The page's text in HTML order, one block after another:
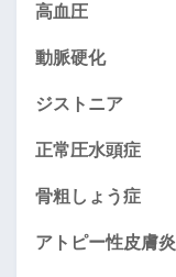
高血圧
動脈硬化
ジストニア
正常圧水頭症
骨粗しょう症
アトピー性皮膚炎